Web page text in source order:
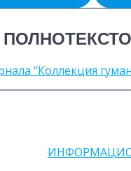
“Коллекция